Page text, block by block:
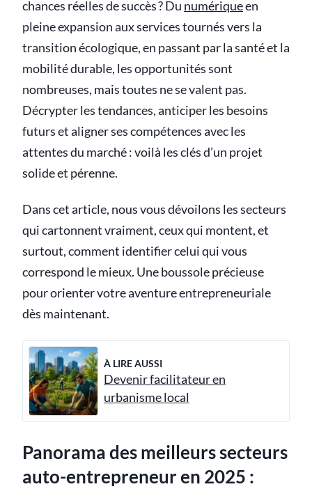
chances réelles de succès ? Du numériqueen
pleine expansion aux services tournés vers la
transition écologique, en passant par la santé et la
mobilité durable, les opportunités sont
nombreuses, mais toutes ne se valent pas.
Décrypter les tendances, anticiper les besoins
futurs et aligner ses compétences avec les
attentes du marché : voilà les clés d’un projet
solide et pérenne.
Dans cet article, nous vous dévoilons les secteurs
qui cartonnent vraiment, ceux qui montent, et
surtout, comment identifier celui qui vous
correspond le mieux. Une boussole précieuse
pour orienter votre aventure entrepreneuriale
dès maintenant.
À LIRE AUSSI
Devenir facilitateur en
urbanisme local
Panorama des meilleurs secteurs
auto-entrepreneur en 2025 :